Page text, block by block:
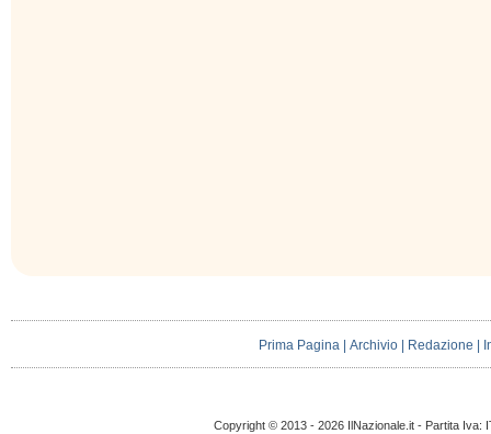
Prima Pagina |Archivio Redazione
Copyright © 2013 - 2026 IlNazionale.it - Partita Iva: